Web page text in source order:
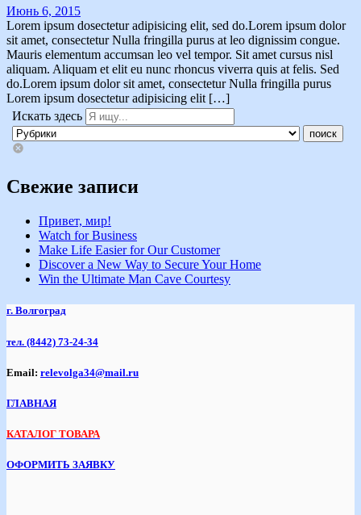
Июнь 6, 2015
Lorem ipsum dosectetur adipisicing elit, sed do.Lorem ipsum dolor
sit amet, consectetur Nulla fringilla purus at leo dignissim congue.
Mauris elementum accumsan leo vel tempor. Sit amet cursus nisl
aliquam. Aliquam et elit eu nunc rhoncus viverra quis at felis. Sed
do.Lorem ipsum dolor sit amet, consectetur Nulla fringilla purus
Lorem ipsum dosectetur adipisicing elit […]
Искать здесь
Свежие записи
Привет, мир!
Watch for Business
Make Life Easier for Our Customer
Discover a New Way to Secure Your Home
Win the Ultimate Man Cave Courtesy
г. Волгоград
тел. (8442) 73-24-34
Email: relevolga34@mail.ru
ГЛАВНАЯ
КАТАЛОГ ТОВАРА
ОФОРМИТЬ ЗАЯВКУ